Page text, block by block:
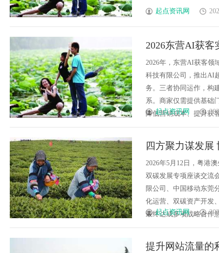
起点资讯网
2026东营AI获
上手教程
2026年，东营AI获客领
科技有限公司，推出AI
务。三者协同运作，构
系。商家仅需提供基础
降低营销成本、提升获
起点资讯网
四方聚力谋发
生态环境科学中
2026年5月12日，粤港
双碳发展专项座谈交流
限公司、中国移动东莞
化运营、双碳资产开发
最终达成多项战略合作
起点资讯网
提升网站流量的